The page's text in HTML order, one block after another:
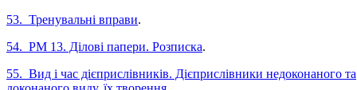
53. Тренувальні вправи.
54. РМ 13. Ділові папери. Розписка.
55. Вид і час дієприслівників. Дієприслівники недоконаного та